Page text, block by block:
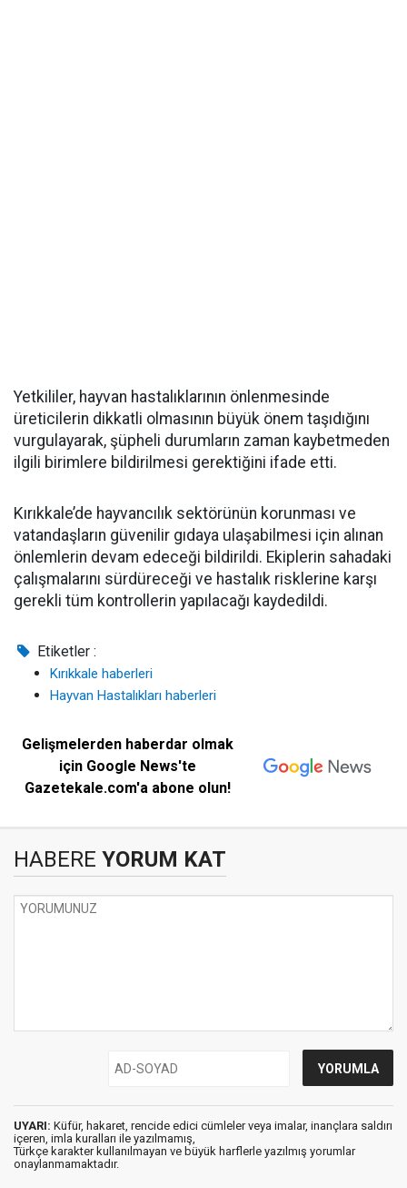
Yetkililer, hayvan hastalıklarının önlenmesinde
üreticilerin dikkatli olmasının büyük önem taşıdığını
vurgulayarak, şüpheli durumların zaman kaybetmeden
ilgili birimlere bildirilmesi gerektiğini ifade etti.
Kırıkkale’de hayvancılık sektörünün korunması ve
vatandaşların güvenilir gıdaya ulaşabilmesi için alınan
önlemlerin devam edeceği bildirildi. Ekiplerin sahadaki
çalışmalarını sürdüreceği ve hastalık risklerine karşı
gerekli tüm kontrollerin yapılacağı kaydedildi.
Etiketler :
Kırıkkale haberleri
Hayvan Hastalıkları haberleri
Gelişmelerden haberdar olmak
için Google News'te
Gazetekale.com'a abone olun!
HABERE YORUM KAT
UYARI: Küfür, hakaret, rencide edici cümleler veya imalar, inançlara saldırı
içeren, imla kuralları ile yazılmamış,
Türkçe karakter kullanılmayan ve büyük harflerle yazılmış yorumlar
onaylanmamaktadır.